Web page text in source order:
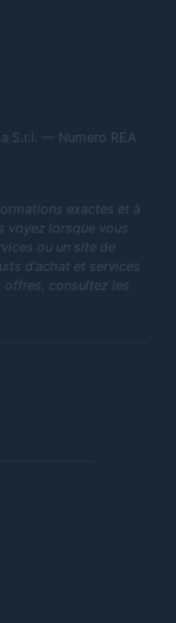
S.r.l. — Numero REA
exactes et à
voyez lorsque vous
ou un site de
d'achat et services
offres, consultez les